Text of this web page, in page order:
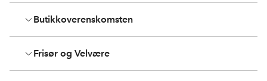
Butikkoverenskomsten
Frisør og Velvære